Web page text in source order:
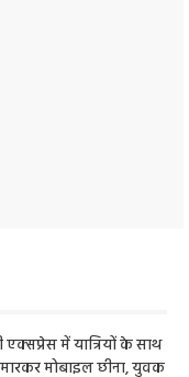
में यात्रियों के साथ
मारकर मोबाइल छीना, युवक